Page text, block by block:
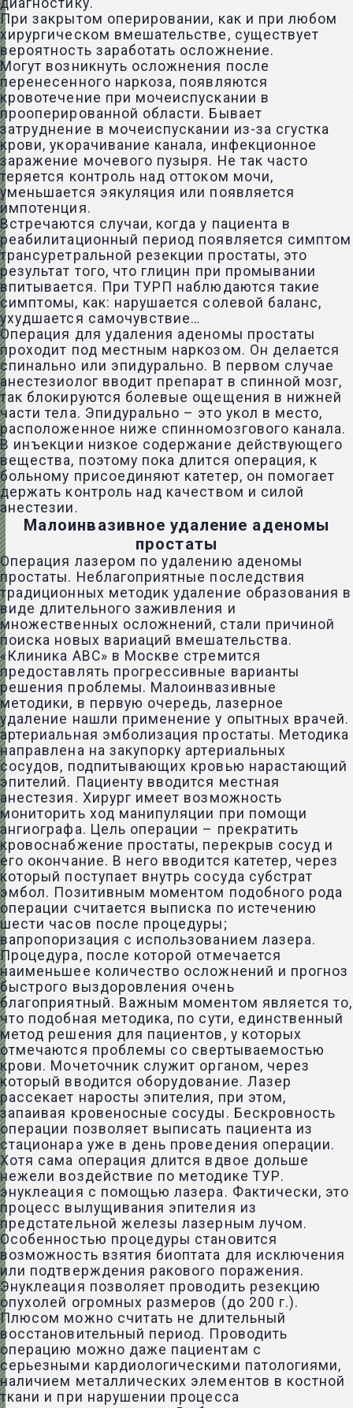
диагностику.
При закрытом оперировании, как и при любом
хирургическом вмешательстве, существует
вероятность заработать осложнение.
Могут возникнуть осложнения после
перенесенного наркоза, появляются
кровотечение при мочеиспускании в
прооперированной области. Бывает
затруднение в мочеиспускании из-за сгустка
крови, укорачивание канала, инфекционное
заражение мочевого пузыря. Не так часто
теряется контроль над оттоком мочи,
уменьшается эякуляция или появляется
импотенция.
Встречаются случаи, когда у пациента в
реабилитационный период появляется симптом
трансуретральной резекции простаты, это
результат того, что глицин при промывании
впитывается. При ТУРП наблюдаются такие
симптомы, как: нарушается солевой баланс,
ухудшается самочувствие…
Операция для удаления аденомы простаты
проходит под местным наркозом. Он делается
спинально или эпидурально. В первом случае
анестезиолог вводит препарат в спинной мозг,
так блокируются болевые ощещения в нижней
части тела. Эпидурально – это укол в место,
расположенное ниже спинномозгового канала.
В инъекции низкое содержание действующего
вещества, поэтому пока длится операция, к
больному присоединяют катетер, он помогает
держать контроль над качеством и силой
анестезии.
Малоинвазивное удаление аденомы
простаты
Операция лазером по удалению аденомы
простаты. Неблагоприятные последствия
традиционных методик удаление образования в
виде длительного заживления и
множественных осложнений, стали причиной
поиска новых вариаций вмешательства.
«Клиника АВС» в Москве стремится
предоставлять прогрессивные варианты
решения проблемы. Малоинвазивные
методики, в первую очередь, лазерное
удаление нашли применение у опытных врачей.
артериальная эмболизация простаты. Методика
направлена на закупорку артериальных
сосудов, подпитывающих кровью нарастающий
эпителий. Пациенту вводится местная
анестезия. Хирург имеет возможность
мониторить ход манипуляции при помощи
ангиографа. Цель операции – прекратить
кровоснабжение простаты, перекрыв сосуд и
его окончание. В него вводится катетер, через
который поступает внутрь сосуда субстрат
эмбол. Позитивным моментом подобного рода
операции считается выписка по истечению
шести часов после процедуры;
вапропоризация с использованием лазера.
Процедура, после которой отмечается
наименьшее количество осложнений и прогноз
быстрого выздоровления очень
благоприятный. Важным моментом является то,
что подобная методика, по сути, единственный
метод решения для пациентов, у которых
отмечаются проблемы со свертываемостью
крови. Мочеточник служит органом, через
который вводится оборудование. Лазер
рассекает наросты эпителия, при этом,
запаивая кровеносные сосуды. Бескровность
операции позволяет выписать пациента из
стационара уже в день проведения операции.
Хотя сама операция длится вдвое дольше
нежели воздействие по методике ТУР.
энуклеация с помощью лазера. Фактически, это
процесс вылущивания эпителия из
предстательной железы лазерным лучом.
Особенностью процедуры становится
возможность взятия биоптата для исключения
или подтверждения ракового поражения.
Энуклеация позволяет проводить резекцию
опухолей огромных размеров (до 200 г.).
Плюсом можно считать не длительный
восстановительный период. Проводить
операцию можно даже пациентам с
серьезными кардиологическими патологиями,
наличием металлических элементов в костной
ткани и при нарушении процесса